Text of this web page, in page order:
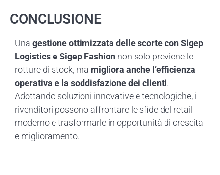
CONCLUSIONE
Una gestione ottimizzata delle scorte con Sigep
Logistics e Sigep Fashion non solo previene le
rotture di stock, ma migliora anche l’efficienza
operativa e la soddisfazione dei clienti.
Adottando soluzioni innovative e tecnologiche, i
rivenditori possono affrontare le sfide del retail
moderno e trasformarle in opportunità di crescita
e miglioramento.